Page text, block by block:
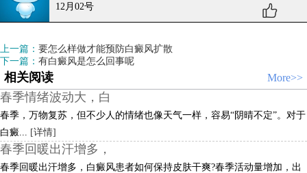
12月02号
上一篇： 要怎么样做才能预防白癜风扩散
下一篇： 有白癜风是怎么回事呢
相关阅读 More>>
春季情绪波动大，白
春季，万物复苏，但不少人的情绪也像天气一样，容易“阴晴不定”。对于
白癜...
[详情]
春季回暖出汗增多，
春季回暖出汗增多，白癜风患者如何保持皮肤干爽?春季活动量增加，出